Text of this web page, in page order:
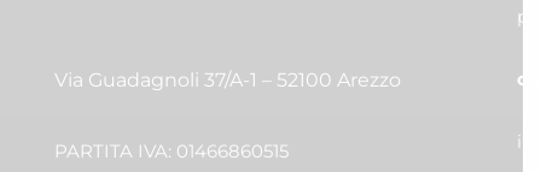
Via Guadagnoli 37/A-1 – 52100 Arezzo
PARTITA IVA: 01466860515